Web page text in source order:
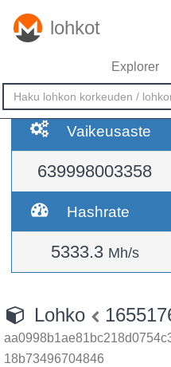
lohkot
Explorer
Vaikeusaste
639998003358
Hashrate
5333.3 Mh/s
Lohko
18b73496704846